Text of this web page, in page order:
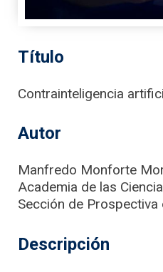
Título
Contrainteligencia
Autor
Manfredo Monforte
Academia de las
Sección de
Descripción